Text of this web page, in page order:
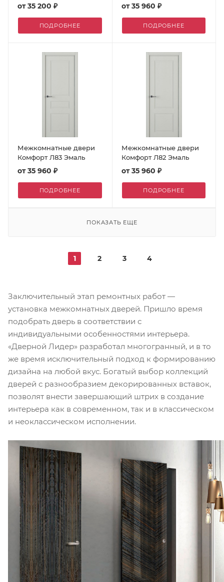
от35 200 ₽
ПОДРОБНЕЕ
от35 960 ₽
ПОДРОБНЕЕ
Межкомнатные двери
Комфорт Л83 Эмаль
от35 960 ₽
ПОДРОБНЕЕ
Межкомнатные двери
Комфорт Л82 Эмаль
от35 960 ₽
ПОДРОБНЕЕ
ПОКАЗАТЬ ЕЩЕ
1 2 3 4
Заключительный этап ремонтных работ —
установка межкомнатных дверей. Пришло время
подобрать дверь в соответствии с
индивидуальными особенностями интерьера.
«Дверной Лидер» разработал многогранный, и в то
же время исключительный подход к формированию
дизайна на любой вкус. Богатый выбор коллекций
дверей с разнообразием декорированных вставок,
позволят внести завершающий штрих в создание
интерьера как в современном, так и в классическом
и неоклассическом исполнении.